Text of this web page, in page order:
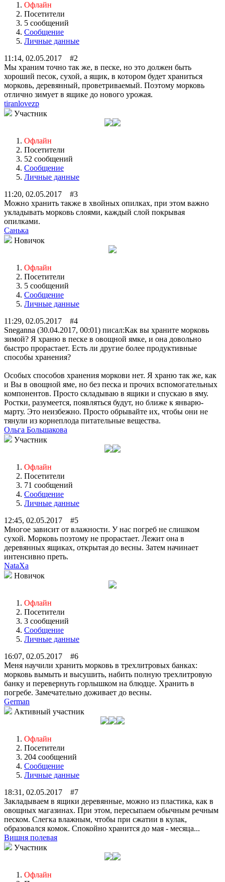
Офлайн
Посетители
5 сообщений
Сообщение
Личные данные
11:14, 02.05.2017 #2
Мы храним точно так же, в песке, но это должен быть
хороший песок, сухой, а ящик, в котором будет храниться
морковь, деревянный, проветриваемый. Поэтому морковь
отлично зимует в ящике до нового урожая.
tiranlovezp
Участник
Офлайн
Посетители
52 сообщений
Сообщение
Личные данные
11:20, 02.05.2017 #3
Можно хранить также в хвойных опилках, при этом важно
укладывать морковь слоями, каждый слой покрывая
опилками.
Санька
Новичок
Офлайн
Посетители
5 сообщений
Сообщение
Личные данные
11:29, 02.05.2017 #4
Sneganna (30.04.2017, 00:01) писал:Как вы храните морковь
зимой? Я храню в песке в овощной ямке, и она довольно
быстро прорастает. Есть ли другие более продуктивные
способы хранения?
Особых способов хранения моркови нет. Я храню так же, как
и Вы в овощной яме, но без песка и прочих вспомогательных
компонентов. Просто складываю в ящики и спускаю в яму.
Ростки, разумеется, появляться будут, но ближе к январю-
марту. Это неизбежно. Просто обрывайте их, чтобы они не
тянули из корнеплода питательные вещества.
Ольга Большакова
Участник
Офлайн
Посетители
71 сообщений
Сообщение
Личные данные
12:45, 02.05.2017 #5
Многое зависит от влажности. У нас погреб не слишком
сухой. Морковь поэтому не прорастает. Лежит она в
деревянных ящиках, открытая до весны. Затем начинает
интенсивно преть.
NataXa
Новичок
Офлайн
Посетители
3 сообщений
Сообщение
Личные данные
16:07, 02.05.2017 #6
Меня научили хранить морковь в трехлитровых банках:
морковь вымыть и высушить, набить полную трехлитровую
банку и перевернуть горлышком на блюдце. Хранить в
погребе. Замечательно доживает до весны.
German
Активный участник
Офлайн
Посетители
204 сообщений
Сообщение
Личные данные
18:31, 02.05.2017 #7
Закладываем в ящики деревянные, можно из пластика, как в
овощных магазинах. При этом, пересыпаем обычным речным
песком. Слегка влажным, чтобы при сжатии в кулак,
образовался комок. Спокойно хранится до мая - месяца...
Вишня полевая
Участник
Офлайн